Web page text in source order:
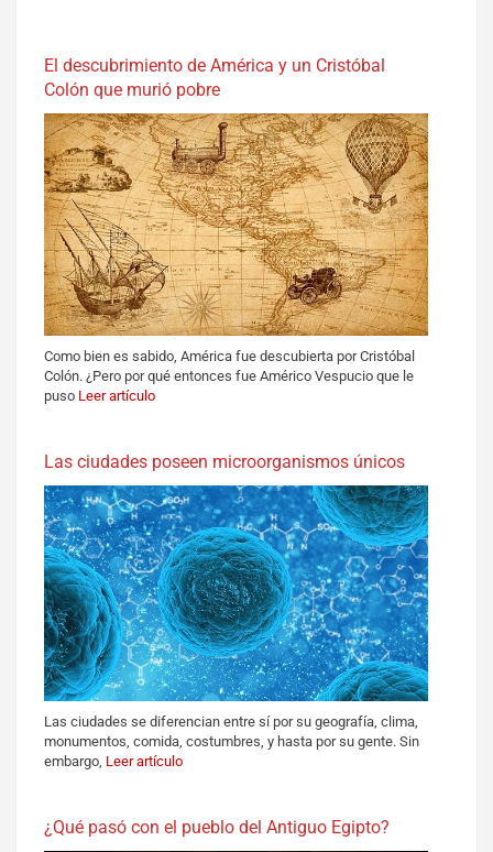
El descubrimiento de América y un Cristóbal
Colón que murió pobre
Como bien es sabido, América fue descubierta por Cristóbal
Colón. ¿Pero por qué entonces fue Américo Vespucio que le
puso Leer artículo
Las ciudades poseen microorganismos únicos
Las ciudades se diferencian entre sí por su geografía, clima,
monumentos, comida, costumbres, y hasta por su gente. Sin
embargo, Leer artículo
¿Qué pasó con el pueblo del Antiguo Egipto?